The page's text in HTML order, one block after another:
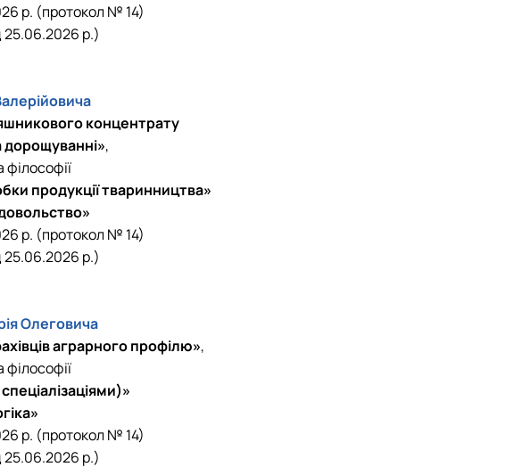
р. (протокол № 14)
25.06.2026 р.)
концентрату
дорощуванні»,
продукції тваринництва»
р. (протокол № 14)
25.06.2026 р.)
Олеговича
аграрного профілю»,
р. (протокол № 14)
25.06.2026 р.)